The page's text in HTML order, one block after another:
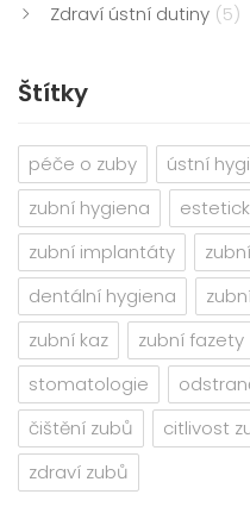
Zdraví ústní dutiny (5)
Štítky
péče o zuby ústní
zubní hygiena
zubní implantáty
dentální hygiena
zubní kaz
zubní fazety
stomatologie
čištění zubů
citlivost
zdraví zubů